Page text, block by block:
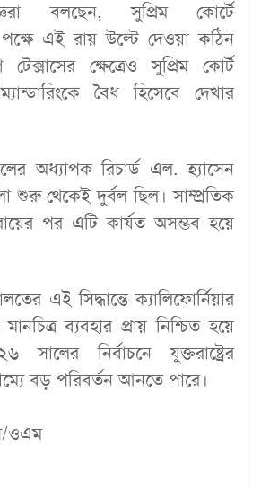
বলছেন, সুপ্রিম কোর্টে
পক্ষে এই রায় উল্টে দেওয়া কঠিন
ক্ষেত্রেও সুপ্রিম কোর্ট
বৈধ হিসেবে দেখার
অধ্যাপক রিচার্ড এল. হ্যাসেন
শুরু থেকেই দুর্বল ছিল। সাম্প্রতিক
রায়ের পর এটি কার্যত অসম্ভব হয়ে
এই সিদ্ধান্তে ক্যালিফোর্নিয়ার
ব্যবহার প্রায় নিশ্চিত হয়ে
নির্বাচনে যুক্তরাষ্ট্রের
বড় পরিবর্তন আনতে পারে।
ওএম